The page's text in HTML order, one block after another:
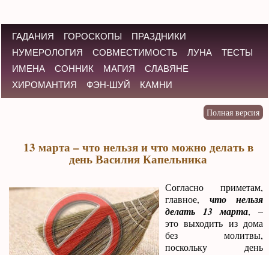
ГАДАНИЯ ГОРОСКОПЫ
ПРАЗДНИКИ
НУМЕРОЛОГИЯ
СОВМЕСТИМОСТЬ ЛУНА
ТЕСТЫ
ИМЕНА
СОННИК МАГИЯ
СЛАВЯНЕ
ХИРОМАНТИЯ
ФЭН-ШУЙ КАМНИ
13 марта – что нельзя и что можно делать в
день Василия Капельника
Согласно приметам,
главное, что нельзя
делать 13 марта, –
это выходить из дома
без молитвы,
поскольку день